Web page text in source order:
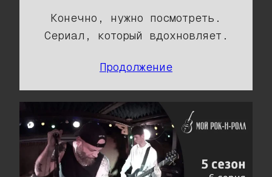
Конечно, нужно посмотреть.
Сериал, который вдохновляет.
Продолжение